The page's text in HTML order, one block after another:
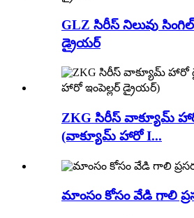
GLZ సిరీస్ నిలువు
డ్రైయర్
ZKG సిరీస్ వాక్యూమ్
(వాక్యూమ్ హారో I...
మాంసం కోసం వేడి గాలి